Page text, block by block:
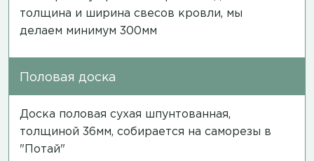
толщина и ширина свесов кровли, мы
делаем минимум 300мм
Половая доска
Доска половая сухая шпунтованная,
толщиной 36мм, собирается на саморезы в
"Потай"